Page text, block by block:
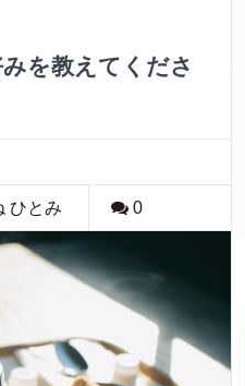
を教えてくださ
ひとみ 0